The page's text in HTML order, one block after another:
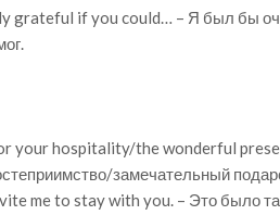
grateful if you could… – Я был бы
your hospitality/the wonderful
замечательный
me to stay with you. – Это было